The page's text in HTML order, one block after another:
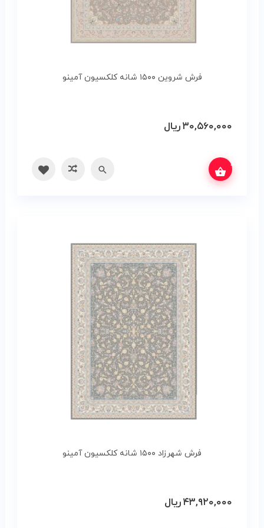
فرش شروین ۱۵۰۰ شانه کلکسیون آمینو
۳۰,۵۶۰,۰۰۰ریال
مقایسه بگیرید
فرش شهرزاد ۱۵۰۰ شانه کلکسیون آمینو
۴۳,۹۲۰,۰۰۰ریال